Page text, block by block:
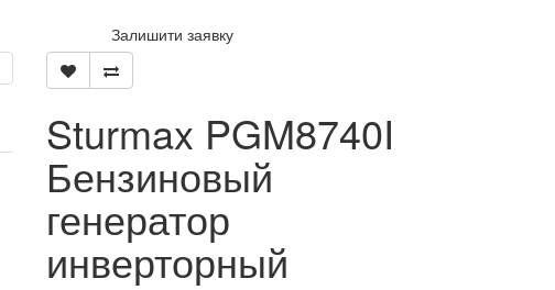
Залишити заявку
Sturmax PGM8740I
Бензиновый
генератор
инверторный